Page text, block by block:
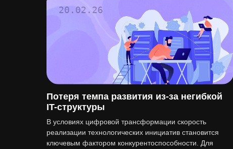
20.02.26
Потеря темпа развития из-за негибкой
IT-структуры
В условиях цифровой трансформации скорость
реализации технологических инициатив становится
ключевым фактором конкурентоспособности. Для